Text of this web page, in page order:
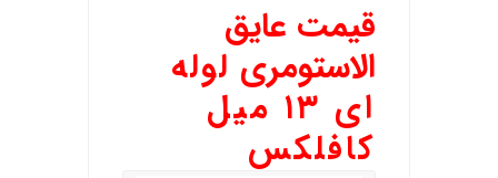
قیمت عایق
الاستومری لوله
ای ۱۳ میل
کافلکس